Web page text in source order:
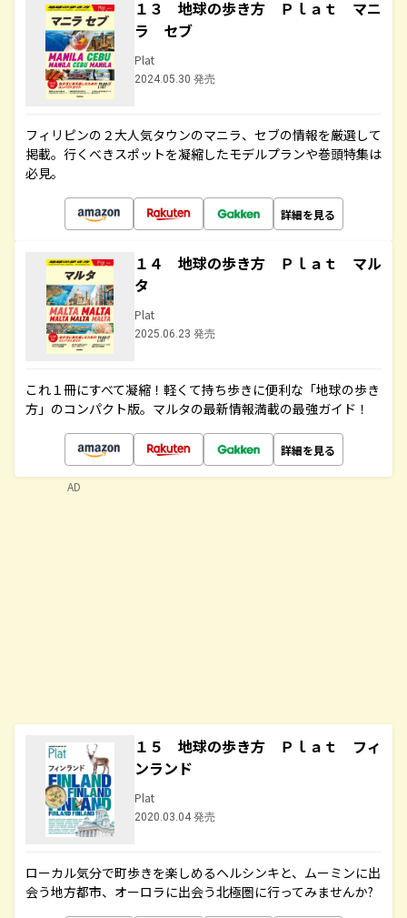
１３ 地球の歩き方 Ｐｌａｔ マニ
ラ セブ
Plat
2024.05.30 発売
フィリピンの２大人気タウンのマニラ、セブの情報を厳選して
掲載。行くべきスポットを凝縮したモデルプランや巻頭特集は
必見。
詳細を見る
１４ 地球の歩き方 Ｐｌａｔ マル
タ
Plat
2025.06.23 発売
これ１冊にすべて凝縮！軽くて持ち歩きに便利な「地球の歩き
方」のコンパクト版。マルタの最新情報満載の最強ガイド！
詳細を見る
１５ 地球の歩き方 Ｐｌａｔ フィ
ンランド
Plat
2020.03.04 発売
ローカル気分で町歩きを楽しめるヘルシンキと、ムーミンに出
会う地方都市、オーロラに出会う北極圏に行ってみませんか?
AD